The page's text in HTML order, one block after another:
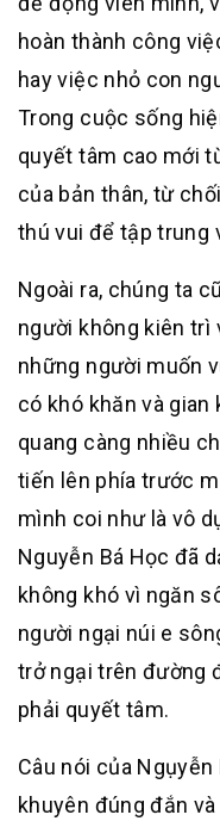
hoàn thành công
hay việc nhỏ con
Trong cuộc sống
quyết tâm cao mới
của bản thân, từ
thú vui để tập trung
Ngoài ra, chúng ta
người không kiên trì
những người muốn
có khó khăn và gian
quang càng nhiều
tiến lên phía trước
mình coi như là vô
Nguyễn Bá Học đã
không khó vì ngăn
người ngại núi e
trở ngại trên đường
phải quyết tâm.
Câu nói của
khuyên đúng đắn